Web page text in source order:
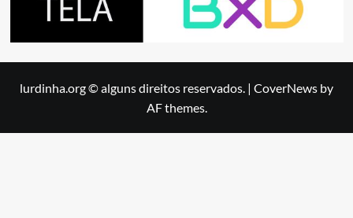
lurdinha.org © alguns direitos reservados. | CoverNews by
AF themes.